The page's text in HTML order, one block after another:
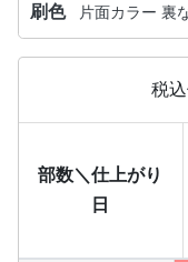
刷色 片面カラー 裏
税
部数＼仕上がり
日